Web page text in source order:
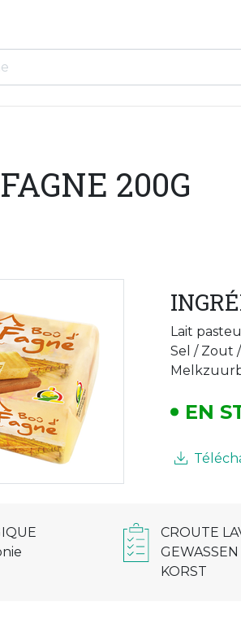
200G
Lait
Sel / Zout
EN
CROUTE
GEWASSEN
KORST